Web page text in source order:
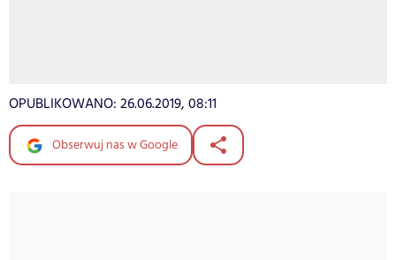
OPUBLIKOWANO: 26.06.2019, 08:11
Obserwuj nas w Google